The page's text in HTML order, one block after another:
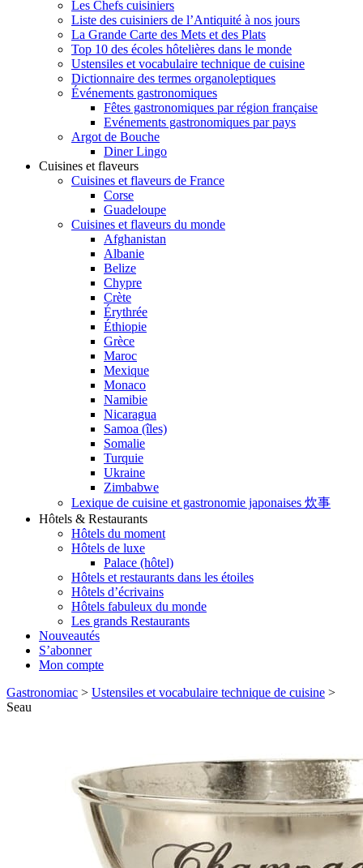
Les Chefs cuisiniers
Liste des cuisiniers de l’Antiquité à nos jours
La Grande Carte des Mets et des Plats
Top 10 des écoles hôtelières dans le monde
Ustensiles et vocabulaire technique de cuisine
Dictionnaire des termes organoleptiques
Événements gastronomiques
Fêtes gastronomiques par région française
Evénements gastronomiques par pays
Argot de Bouche
Diner Lingo
Cuisines et flaveurs
Cuisines et flaveurs de France
Corse
Guadeloupe
Cuisines et flaveurs du monde
Afghanistan
Albanie
Belize
Chypre
Crète
Érythrée
Éthiopie
Grèce
Maroc
Mexique
Monaco
Namibie
Nicaragua
Samoa (îles)
Somalie
Turquie
Ukraine
Zimbabwe
Lexique de cuisine et gastronomie japonaises 炊事
Hôtels & Restaurants
Hôtels du moment
Hôtels de luxe
Palace (hôtel)
Hôtels et restaurants dans les étoiles
Hôtels d’écrivains
Hôtels fabuleux du monde
Les grands Restaurants
Nouveautés
S’abonner
Mon compte
Gastronomiac > Ustensiles et vocabulaire technique de cuisine >
Seau